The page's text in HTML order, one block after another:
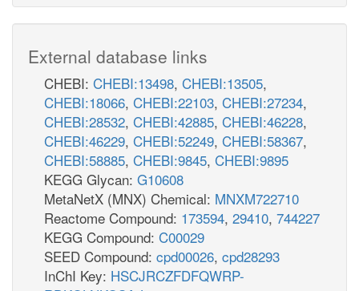
External database links
CHEBI: CHEBI:13498, CHEBI:13505,
CHEBI:18066, CHEBI:22103, CHEBI:27234,
CHEBI:28532, CHEBI:42885, CHEBI:46228,
CHEBI:46229, CHEBI:52249, CHEBI:58367,
CHEBI:58885, CHEBI:9845, CHEBI:9895
KEGG Glycan: G10608
MetaNetX (MNX) Chemical: MNXM722710
Reactome Compound: 173594, 29410, 744227
KEGG Compound: C00029
SEED Compound: cpd00026, cpd28293
InChI Key: HSCJRCZFDFQWRP-